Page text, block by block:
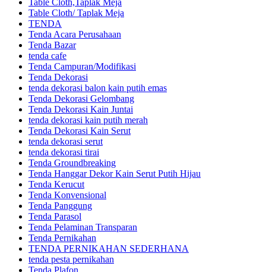
Table Cloth,Taplak Meja
Table Cloth/ Taplak Meja
TENDA
Tenda Acara Perusahaan
Tenda Bazar
tenda cafe
Tenda Campuran/Modifikasi
Tenda Dekorasi
tenda dekorasi balon kain putih emas
Tenda Dekorasi Gelombang
Tenda Dekorasi Kain Juntai
tenda dekorasi kain putih merah
Tenda Dekorasi Kain Serut
tenda dekorasi serut
tenda dekorasi tirai
Tenda Groundbreaking
Tenda Hanggar Dekor Kain Serut Putih Hijau
Tenda Kerucut
Tenda Konvensional
Tenda Panggung
Tenda Parasol
Tenda Pelaminan Transparan
Tenda Pernikahan
TENDA PERNIKAHAN SEDERHANA
tenda pesta pernikahan